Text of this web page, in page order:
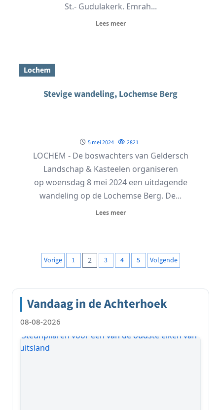
St.- Gudulakerk. Emrah...
Lees meer
Lochem
Stevige wandeling, Lochemse Berg
5 mei 2024 2821
LOCHEM - De boswachters van Geldersch
Landschap & Kasteelen organiseren
op woensdag 8 mei 2024 een uitdagende
wandeling op de Lochemse Berg. De...
Lees meer
Berichten
Vorige 1 2 3 4 5 Volgende
Vandaag in de Achterhoek
08-08-2026